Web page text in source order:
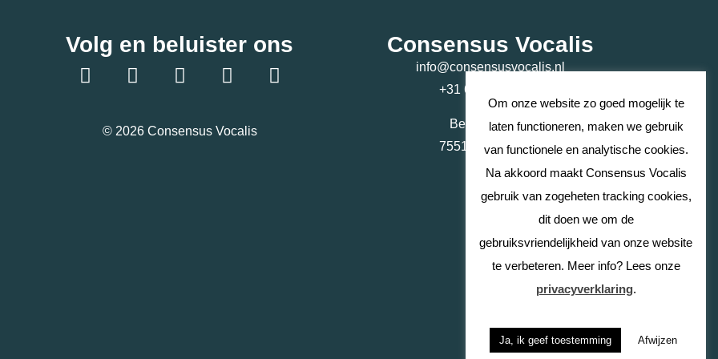
Volg en beluister ons
© 2026 Consensus Vocalis
Consensus Vocalis
info@consensusvocalis.nl
+31 6 40 32 37 47
Beursstraat 44
7551 HV Hengelo
Om onze website zo goed mogelijk te
laten functioneren, maken we gebruik
van functionele en analytische cookies.
Na akkoord maakt Consensus Vocalis
gebruik van zogeheten tracking cookies,
dit doen we om de
gebruiksvriendelijkheid van onze website
te verbeteren. Meer info? Lees onze
privacyverklaring.
Ja, ik geef toestemming Afwijzen